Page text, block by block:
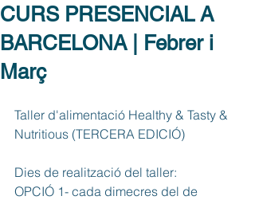
CURS PRESENCIAL A
BARCELONA | Febrer i
Març
Taller d'alimentació Healthy & Tasty &
Nutritious (TERCERA EDICIÓ)
Dies de realització del taller:
OPCIÓ 1- cada dimecres del de